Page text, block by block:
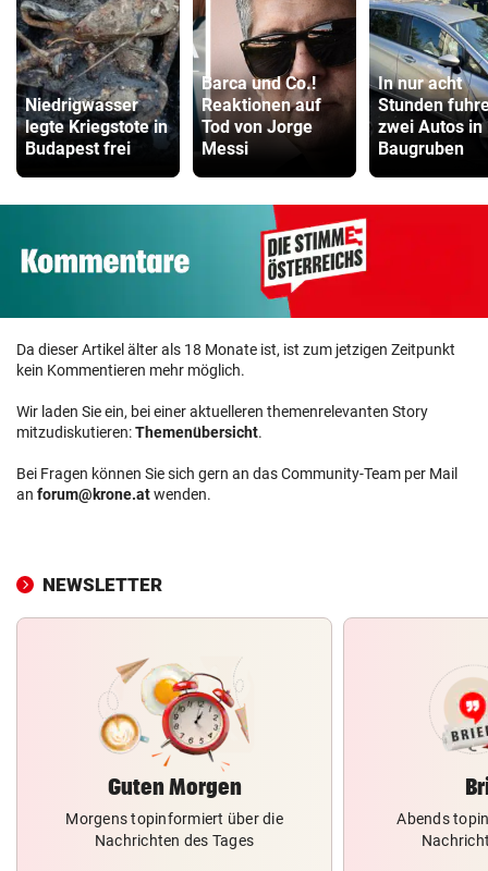
Niedrigwasser
legte Kriegstote in
Budapest frei
Barca und Co.!
Reaktionen auf
Tod von Jorge
Messi
In nur acht
Stunden
zwei Autos in
Baugruben
Da dieser Artikel älter als 18 Monate ist, ist zum jetzigen Zeitpunkt
kein Kommentieren mehr möglich.
Wir laden Sie ein, bei einer aktuelleren themenrelevanten Story
mitzudiskutieren:Themenübersicht.
Bei Fragen können Sie sich gern an das Community-Team per Mail
an forum@krone.atwenden.
NEWSLETTER
Guten Morgen
Morgens topinformiert über die
Nachrichten des Tages
Abends